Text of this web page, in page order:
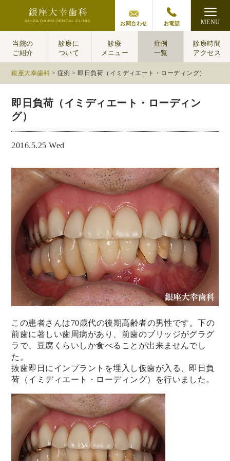
お問合わせ お電話 MENU
当院の
ご紹介
診療に
ついて
診療
メニュー
症例
一覧
診療時間
アクセス
銀座大幸歯科 > 症例 > 即日負荷（イミディエート・ローディング）
即日負荷（イミディエート・ローディン
グ）
2016.5.25 Wed
この患者さんは70歳代の後期高齢者の男性です。下の
前歯に著しい歯周病があり、前歯のブリッジがグラグ
ラで、 豆腐くらいしか食べることが出来ませんでし
た。
抜歯即日にインプラントを埋入し仮歯が入る、即日負
荷（イミディエート・ローディング）を行いました。